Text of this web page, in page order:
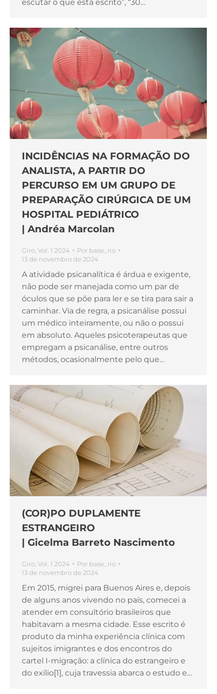
escutar o que está escrito”, “30…
INCIDÊNCIAS NA FORMAÇÃO DO
ANALISTA, A PARTIR DO
PERCURSO EM UM GRUPO DE
PREPARAÇÃO CIRÚRGICA DE UM
HOSPITAL PEDIÁTRICO
| Andréa Marcolan
Giro Vol. 1 2024 Por base_rio
13 de novembro de 2024
A atividade psicanalítica é árdua e exigente,
não pode ser manejada como um par de
óculos que se põe para ler e se tira para sair a
caminhar. Via de regra, a psicanálise possui
um médico inteiramente, ou não o possui
em absoluto. Aqueles psicoterapeutas que
empregam a psicanálise, entre outros
métodos, ocasionalmente pelo que…
(COR)PO DUPLAMENTE
ESTRANGEIRO
| Gicelma Barreto Nascimento
Giro Vol. 1 2024 Por base_rio
13 de novembro de 2024
Em 2015, migrei para Buenos Aires e, depois
de alguns anos vivendo no país, comecei a
atender em consultório brasileiros que
habitavam a mesma cidade. Esse escrito é
produto da minha experiência clínica com
sujeitos imigrantes e dos encontros do
cartel I-migração: a clínica do estrangeiro e
do exílio[1], cuja travessia abarca o estudo e…